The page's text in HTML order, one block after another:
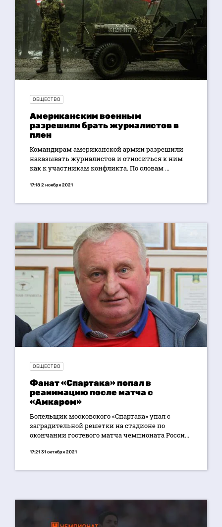
ОБЩЕСТВО
Американским военным
разрешили брать журналистов в
плен
Командирам американской армии разрешили
наказывать журналистов и относиться к ним
как к участникам конфликта. По словам ...
17:18 2 ноября 2021
ОБЩЕСТВО
Фанат «Спартака» попал в
реанимацию после матча с
«Амкаром»
Болельщик московского «Спартака» упал с
заградительной решетки на стадионе по
окончании гостевого матча чемпионата Росси...
17:21 31 октября 2021